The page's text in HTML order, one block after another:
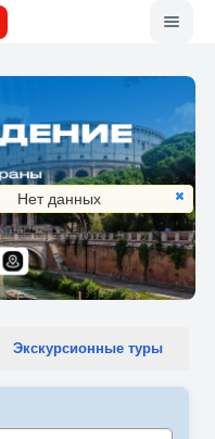
Экскурсионные туры
Нет данных